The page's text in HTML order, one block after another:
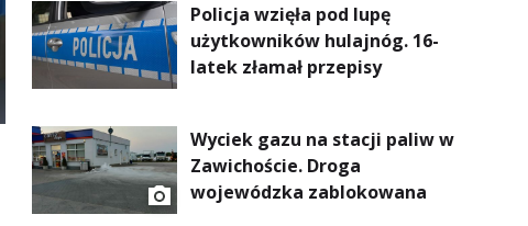
Policja wzięła pod lupę
użytkowników hulajnóg. 16-
latek złamał przepisy
Wyciek gazu na stacji paliw w
Zawichoście. Droga
wojewódzka zablokowana